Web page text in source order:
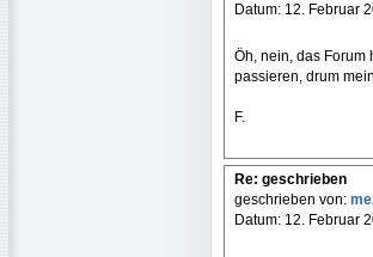
Datum: 12. Februar
Öh, nein, das Forum
passieren, drum
F.
Re: geschrieben
geschrieben von:
Datum: 12. Februar